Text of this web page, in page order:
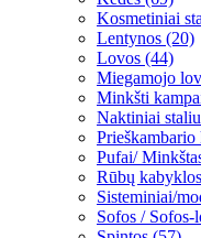
Kosmetiniai
Lentynos (20)
Lovos (44)
Miegamojo
Minkšti
Naktiniai
Pufai/
Rūbų
Sisteminiai/
Sofos / Sofos-